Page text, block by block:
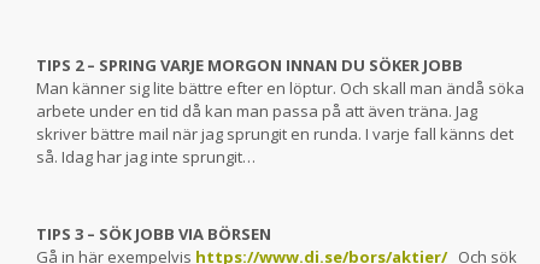
TIPS 2 – SPRING VARJE MORGON INNAN DU SÖKER JOBB
Man känner sig lite bättre efter en löptur. Och skall man ändå söka
arbete under en tid då kan man passa på att även träna. Jag
skriver bättre mail när jag sprungit en runda. I varje fall känns det
så. Idag har jag inte sprungit…
TIPS 3 – SÖK JOBB VIA BÖRSEN
Gå in här exempelvis https://www.di.se/bors/aktier/ Och sök